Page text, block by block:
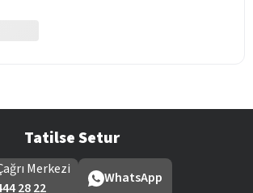
Tatilse Setur
Merkezi
28 22
WhatsApp